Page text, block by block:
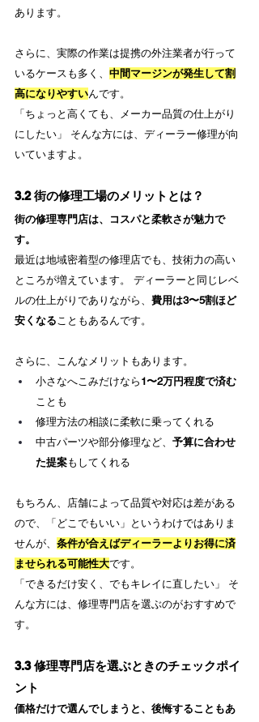
あります。
さらに、実際の作業は提携の外注業者が行って
いるケースも多く、 中間マージンが発生して割
高になりやすいんです。
「ちょっと高くても、メーカー品質の仕上がり
にしたい」 そんな方には、ディーラー修理が向
いていますよ。
3.2 街の修理工場のメリットとは？
街の修理専門店は、コスパと柔軟さが魅力で
す。
最近は地域密着型の修理店でも、技術力の高い
ところが増えています。 ディーラーと同じレベ
ルの仕上がりでありながら、 費用は3〜5割ほど
安くなることもあるんです。
さらに、こんなメリットもあります。
小さなへこみだけなら 1〜2万円程度で済む
ことも
修理方法の相談に柔軟に乗ってくれる
中古パーツや部分修理など、 予算に合わせ
た提案もしてくれる
もちろん、店舗によって品質や対応は差がある
ので、「どこでもいい」というわけではありま
せんが、 条件が合えばディーラーよりお得に済
ませられる可能性大です。
「できるだけ安く、でもキレイに直したい」 そ
んな方には、修理専門店を選ぶのがおすすめで
す。
3.3 修理専門店を選ぶときのチェックポイ
ント
価格だけで選んでしまうと、後悔することもあ